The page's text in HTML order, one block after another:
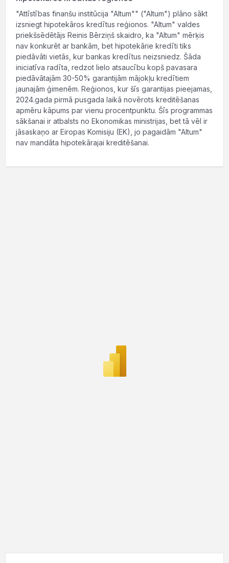
"Attīstības finanšu institūcija "Altum"" ("Altum") plāno sākt
izsniegt hipotekāros kredītus reģionos. "Altum" valdes
priekšsēdētājs Reinis Bērziņš skaidro, ka "Altum" mērķis
nav konkurēt ar bankām, bet hipotekārie kredīti tiks
piedāvāti vietās, kur bankas kredītus neizsniedz. Šāda
iniciatīva radīta, redzot lielo atsaucību kopš pavasara
piedāvātajām 30-50% garantijām mājokļu kredītiem
jaunajām ģimenēm. Reģionos, kur šīs garantijas pieejamas,
2024.gada pirmā pusgada laikā novērots kreditēšanas
apmēru kāpums par vienu procentpunktu. Šīs programmas
sākšanai ir atbalsts no Ekonomikas ministrijas, bet tā vēl ir
jāsaskaņo ar Eiropas Komisiju (EK), jo pagaidām "Altum"
nav mandāta hipotekārajai kreditēšanai.